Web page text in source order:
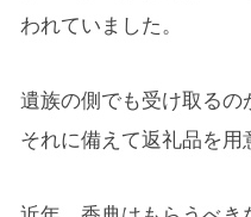
われていました。
遺族の側でも受け取るの
それに備えて返礼品を用